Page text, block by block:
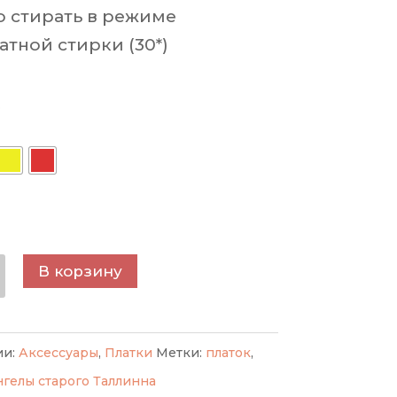
стирать в режиме
стирки (30*)
В корзину
Аксессуары, Платки Метки: платок,
старого Таллинна